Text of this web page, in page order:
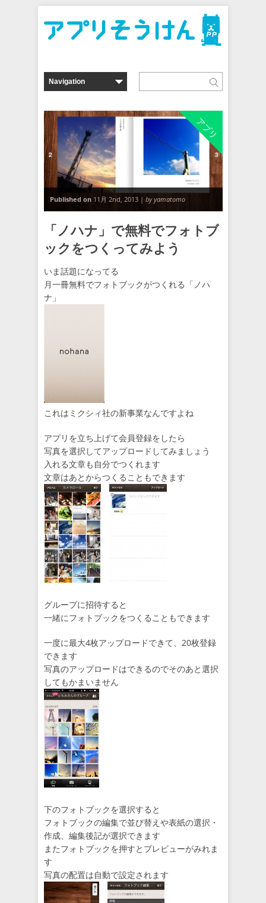
アプリ
Published on 11月 2nd, 2013 | by yamatomo
「ノハナ」で無料でフォトブ
ックをつくってみよう
いま話題になってる
月一冊無料でフォトブックがつくれる「ノハ
ナ」
これはミクシィ社の新事業なんですよね
アプリを立ち上げて会員登録をしたら
写真を選択してアップロードしてみましょう
入れる文章も自分でつくれます
文章はあとからつくることもできます
グループに招待すると
一緒にフォトブックをつくることもできます
一度に最大4枚アップロードできて、20枚登録
できます
写真のアップロードはできるのでそのあと選択
してもかまいません
下のフォトブックを選択すると
フォトブックの編集で並び替えや表紙の選択・
作成、編集後記が選択できます
またフォトブックを押すとプレビューがみれま
す
写真の配置は自動で設定されます